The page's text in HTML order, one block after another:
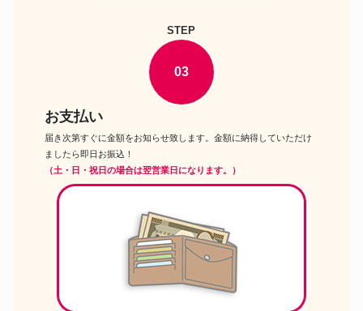
STEP
03
お支払い
届き次第すぐに金額をお知らせ致します。金額に納得していただけ
ましたら即日お振込！
（土・日・祝日の場合は翌営業日になります。）